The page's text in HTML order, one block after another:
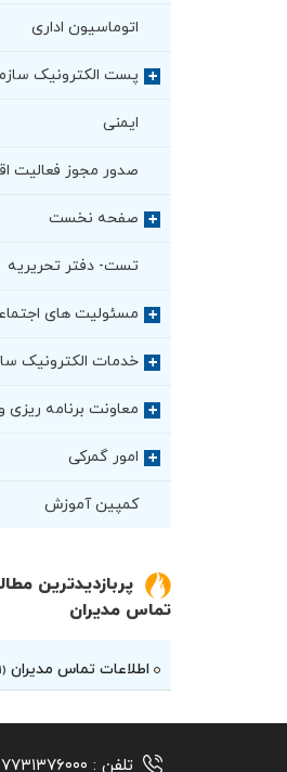
اتوماسیون اداری
+ پست الکترونیک
ایمنی
صدور مجوز فعالیت
+ صفحه نخست
تست- دفتر تحریریه
+ مسئولیت های
+ خدمات الکترونیک
+ معاونت برنامه
+
امور گمرکی
کمپین آموزش
پربازدیدترین
تماس مدیران
اطلاعات تماس مدیران (۱۰۱ بازدید)
تلفن :